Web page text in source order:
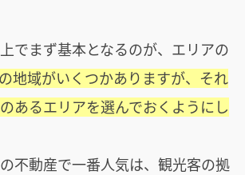
でまず基本となるのが、エリアの
地域がいくつかありますが、それ
あるエリアを選んでおくようにし
不動産で一番人気は、観光客の拠